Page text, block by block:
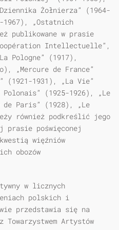
Żołnierza” (1964-
1967), „Ostatnich
publikowane w prasie
Intellectuelle”,
Pologne” (1917),
„Mercure de France”
(1921-1931), „La Vie”
Polonais” (1925-1926), „Le
de Paris” (1928), „Le
również podkreślić jego
prasie poświęconej
więźniów
obozów
w licznych
polskich i
przedstawia się na
Towarzystwem Artystów